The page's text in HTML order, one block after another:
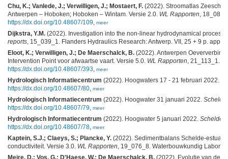
Chu, K.; Vanlede, J.; Verwilligen, J.; Mostaert, F. (2022). Stroomatlas
Antwerpen – Hoboken; Hoboken – Wintam. Versie 2.0. WL Rapporten ,
https://dx.doi.org/10.48607/109 meer
Dijkstra, Y.M. (2022). Investigation into the non‐linear hydrodynamical
reports , 15_039_1. Flanders Hydraulics Research: Antwerp. VII, 25 + 9 p. app.
Eloot, K.; Verwilligen, J.; De Maerschalck, B. (2022). Antwerpen
Intervention Point voor afwaartse vaart. Versie 5.0. WL Rapporten , 21_113_1.
https://dx.doi.org/10.48607/393 meer
Hydrologisch Informatiecentrum (2022). Hoogwaters 17 - 21 februari 2022.
https://dx.doi.org/10.48607/80 meer
Hydrologisch Informatiecentrum (2022). Hoogwater 31 januari 2022.
https://dx.doi.org/10.48607/79 meer
Hydrologisch Informatiecentrum (2022). Hoogwater 5 januari 2022.
https://dx.doi.org/10.48607/78 meer
Kaptein, S.J.; Claeys, S.; Plancke, Y. (2022). Sedimentbalans Schelde-
conductiviteit. Versie 3.0. WL Rapporten , 19_076_8. Waterbouwkundig
Meire, D.; Vos, G.; D'Haese, W.; De Maerschalck, B. (2022). Evolutie van de